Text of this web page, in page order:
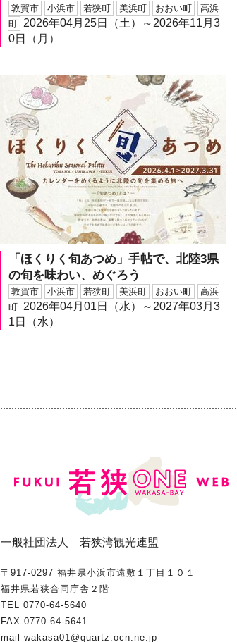
敦賀市 小浜市 若狭町 美浜町 おおい町
高浜
町 2026年04月25日（土）～2026年11月3
0日（月）
「ほくりく旬あつめ」手帖で、北陸3県
の旬を味わい、めぐろう
敦賀市 小浜市 若狭町 美浜町 おおい町
高浜
町 2026年04月01日（水）～2027年03月3
1日（水）
一般社団法人 若狭湾観光連盟
〒917-0297 福井県小浜市遠敷１丁目１０１
福井県若狭合同庁舎２階
TEL 0770-64-5640
FAX 0770-64-5641
mail wakasa01@quartz.ocn.ne.jp